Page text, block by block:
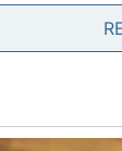
Ovo je
nadu, ali